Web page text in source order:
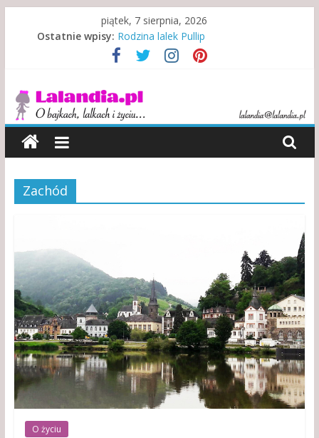
piątek, 7 sierpnia, 2026
Ostatnie wpisy: Rodzina lalek Pullip
Rodzina w niewoli alkoholu
Misje specjalne indiańskich lalek
Kewpie – symbol walki i zwycięstwa
Lalandia
O
bajkach,
lalkach
życiu…
Zachód
O życiu